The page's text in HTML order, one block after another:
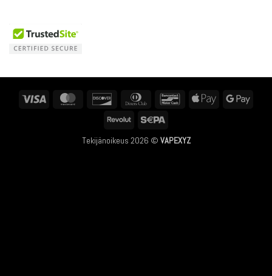
Visa MasterCard Discover
Dinners
BancontactApple
Revolut
Tekijänoikeus 2026 © VAPEXYZ